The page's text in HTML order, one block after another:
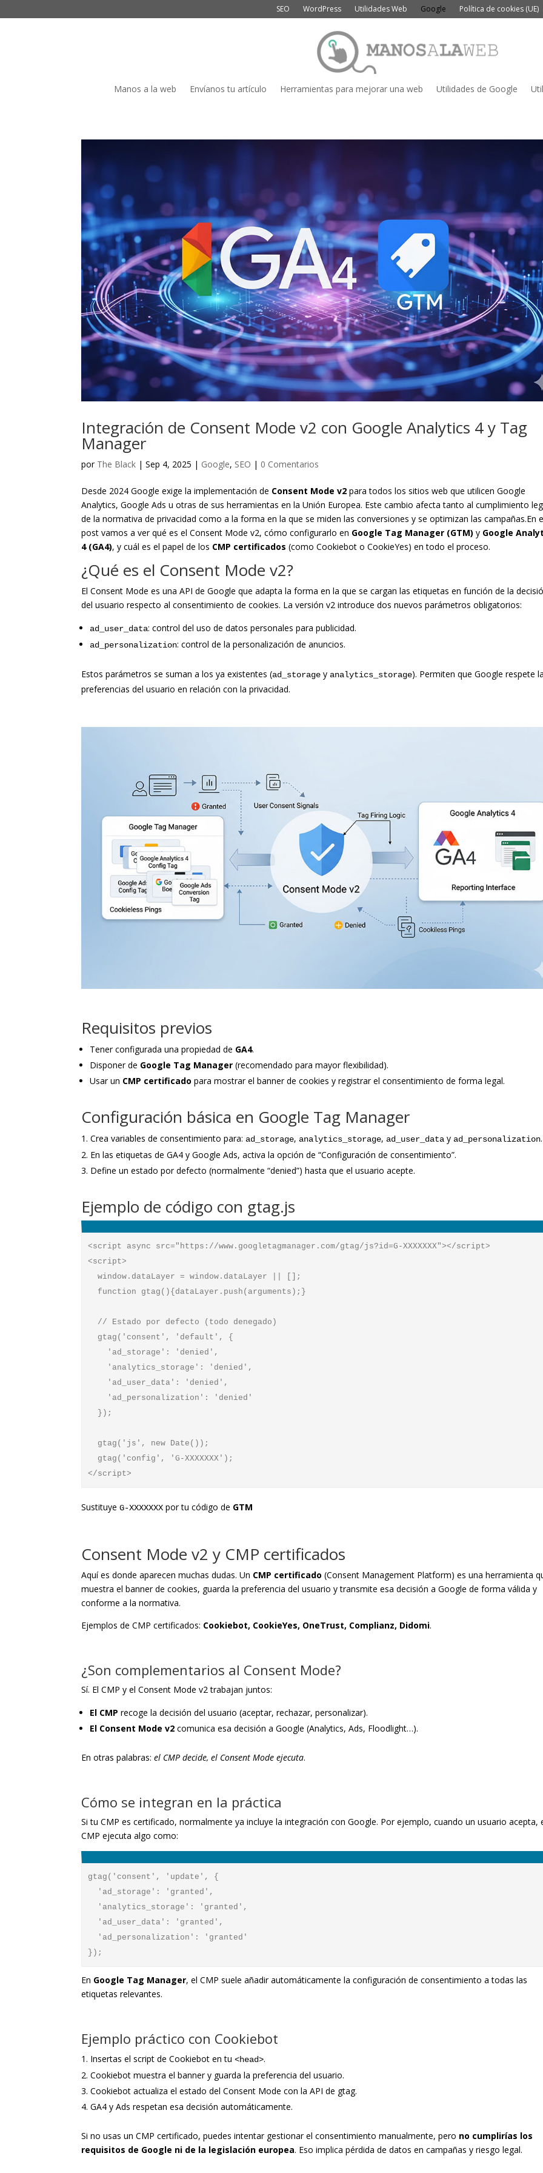
SEO WordPress Utilidades Web Google Política de cookies (UE)
Manos a la web Envíanos tu artículo Herramientas para mejorar una web Utilidades de Google
Integración de Consent Mode v2 con Google Analytics 4 y Tag
Manager
por The Black |Sep 4, 2025 | Google, SEO | 0 Comentarios
Desde 2024 Google exige la implementación de Consent Mode v2 para todos los sitios web que utilicen Google
Analytics, Google Ads u otras de sus herramientas en la Unión Europea. Este cambio afecta tanto al cumplimiento
de la normativa de privacidad como a la forma en la que se miden las conversiones y se optimizan las campañas.En
post vamos a ver qué es el Consent Mode v2, cómo configurarlo en Google Tag Manager (GTM) y Google
4 (GA4), y cuál es el papel de los CMP certificados (como Cookiebot o CookieYes) en todo el proceso.
¿Qué es el Consent Mode v2?
El Consent Mode es una API de Google que adapta la forma en la que se cargan las etiquetas en función de la
del usuario respecto al consentimiento de cookies. La versión v2 introduce dos nuevos parámetros obligatorios:
ad_user_data: control del uso de datos personales para publicidad.
ad_personalization: control de la personalización de anuncios.
Estos parámetros se suman a los ya existentes (ad_storage y analytics_storage). Permiten que Google respete
preferencias del usuario en relación con la privacidad.
Requisitos previos
Tener configurada una propiedad de GA4.
Disponer de Google Tag Manager (recomendado para mayor flexibilidad).
Usar un CMP certificado para mostrar el banner de cookies y registrar el consentimiento de forma legal.
Configuración básica en Google Tag Manager
Crea variables de consentimiento para: ad_storage, analytics_storage, ad_user_data y ad_personalization.
En las etiquetas de GA4 y Google Ads, activa la opción de “Configuración de consentimiento”.
Define un estado por defecto (normalmente “denied”) hasta que el usuario acepte.
Ejemplo de código con gtag.js
<script async src="https://www.googletagmanager.com/gtag/js?id=G-XXXXXXX"></script>
<script>
  window.dataLayer = window.dataLayer || [];
  function gtag(){dataLayer.push(arguments);}
  // Estado por defecto (todo denegado)
  gtag('consent', 'default', {
    'ad_storage': 'denied',
    'analytics_storage': 'denied',
    'ad_user_data': 'denied',
    'ad_personalization': 'denied'
  });
  gtag('js', new Date());
  gtag('config', 'G-XXXXXXX');
SustituyeG-XXXXXXX por tu código de GTM
Consent Mode v2 y CMP certificados
Aquí es donde aparecen muchas dudas. Un CMP certificado (Consent Management Platform) es una herramienta
muestra el banner de cookies, guarda la preferencia del usuario y transmite esa decisión a Google de forma válida y
conforme a la normativa.
Ejemplos de CMP certificados: Cookiebot, CookieYes, OneTrust, Complianz, Didomi.
¿Son complementarios al Consent Mode?
Sí. El CMP y el Consent Mode v2 trabajan juntos:
El CMP recoge la decisión del usuario (aceptar, rechazar, personalizar).
El Consent Mode v2 comunica esa decisión a Google (Analytics, Ads, Floodlight…).
En otras palabras:el CMP decide, el Consent Mode ejecuta.
Cómo se integran en la práctica
Si tu CMP es certificado, normalmente ya incluye la integración con Google. Por ejemplo, cuando un usuario acepta,
CMP ejecuta algo como:
gtag('consent', 'update', {
  'ad_storage': 'granted',
  'analytics_storage': 'granted',
  'ad_user_data': 'granted',
  'ad_personalization': 'granted'
En Google Tag Manager, el CMP suele añadir automáticamente la configuración de consentimiento a todas las
etiquetas relevantes.
Ejemplo práctico con Cookiebot
Insertas el script de Cookiebot en tu<head>.
Cookiebot muestra el banner y guarda la preferencia del usuario.
Cookiebot actualiza el estado del Consent Mode con la API de gtag.
GA4 y Ads respetan esa decisión automáticamente.
Si no usas un CMP certificado, puedes intentar gestionar el consentimiento manualmente, pero no cumplirías los
requisitos de Google ni de la legislación europea. Eso implica pérdida de datos en campañas y riesgo legal.